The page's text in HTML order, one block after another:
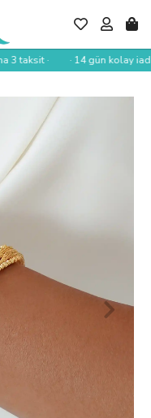
3 taksit · · 14 gün kolay iade